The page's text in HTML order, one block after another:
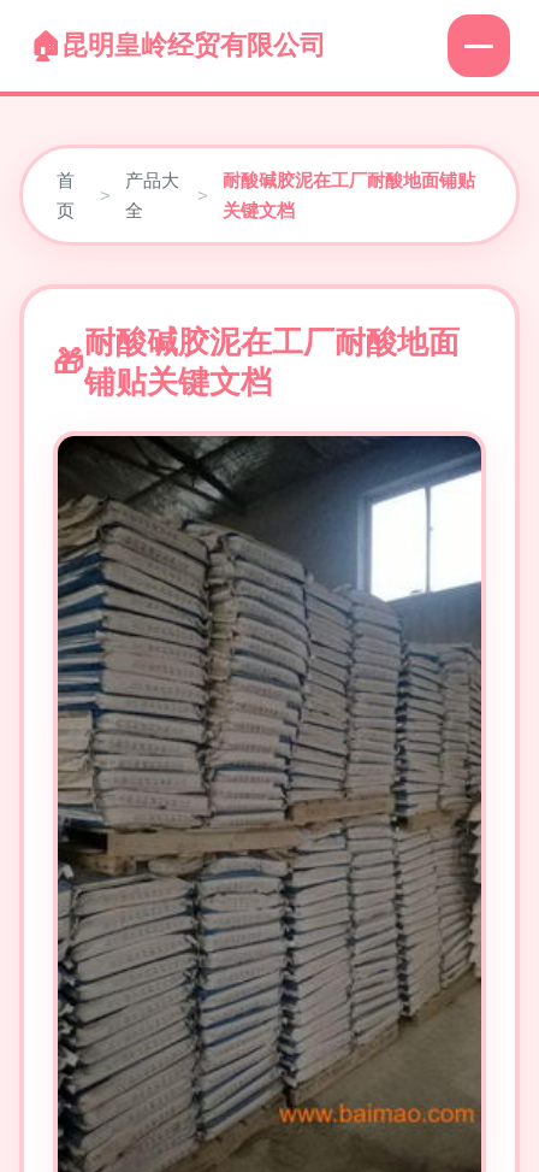
昆明皇岭经贸有限公司
首
页
>
产品大
全
>
耐酸碱胶泥在工厂耐酸地面铺贴
关键文档
耐酸碱胶泥在工厂耐酸地面
铺贴关键文档